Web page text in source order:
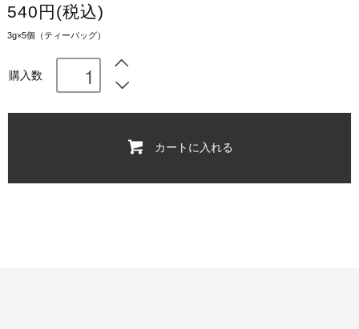
540円(税込)
3g×5個（ティーバッグ）
購入数
カートに入れる